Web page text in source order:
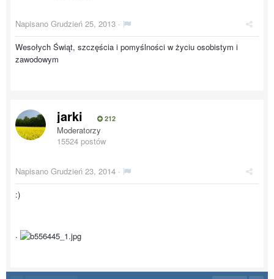
Napisano Grudzień 25, 2013 ·
Wesołych Świąt, szczęścia i pomyślności w życiu osobistym i
zawodowym
jarki 212
Moderatorzy
15524 postów
Napisano Grudzień 23, 2014 ·
:)
.